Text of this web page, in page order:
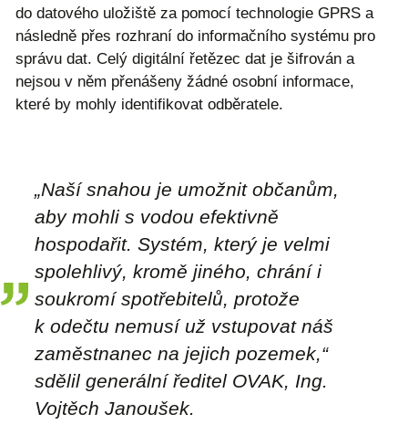
do datového uložiště za pomocí technologie GPRS a
následně přes rozhraní do informačního systému pro
správu dat. Celý digitální řetězec dat je šifrován a
nejsou v něm přenášeny žádné osobní informace,
které by mohly identifikovat odběratele.
„Naší snahou je umožnit občanům,
aby mohli s vodou efektivně
hospodařit. Systém, který je velmi
spolehlivý, kromě jiného, chrání i
soukromí spotřebitelů, protože
k odečtu nemusí už vstupovat náš
zaměstnanec na jejich pozemek,“
sdělil generální ředitel OVAK, Ing.
Vojtěch Janoušek.